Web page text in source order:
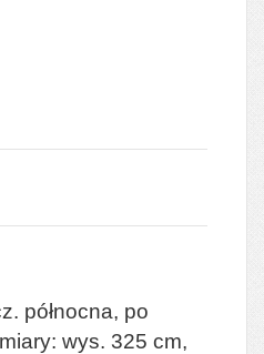
północna, po
wys. 325 cm,